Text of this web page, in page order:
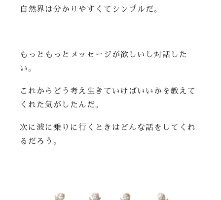
自然界は分かりやすくてシンプルだ。
もっともっとメッセージが欲しいし対話した
い。
これからどう考え生きていけばいいかを教えて
くれた気がしたんだ。
次に波に乗りに行くときはどんな話をしてくれ
るだろう。